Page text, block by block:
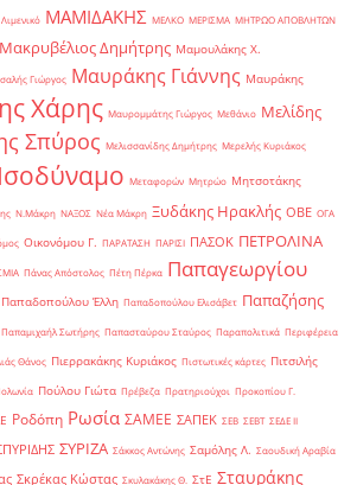
Λιμενικό ΜΑΜΙΔΑΚΗΣ ΜΕΛΚΟ ΜΕΡΙΣΜΑ ΜΗΤΡΩΟ ΑΠΟΒΛΗΤΩΝ
Μακρυβέλιος Δημήτρης Μαμουλάκης Χ.
Γιώργος Μαυράκης Γιάννης Μαυράκης
Χάρης Μαυρομμάτης Γιώργος Μεθάνιο Μελίδης
Σπύρος Μελισσανίδης Δημήτρης Μερελής Κυριάκος
Μεταφορών Μητρώο Μητσοτάκης
Ν.Μάκρη ΝΑΞΟΣ Νέα Μάκρη Ξυδάκης Ηρακλής ΟΒΕ ΟΓΑ
Οικονόμου Γ. ΠΑΡΑΤΑΣΗ ΠΑΡΙΣΙ ΠΑΣΟΚ ΠΕΤΡΟΛΙΝΑ
Πάνας Απόστολος Πέτη Πέρκα Παπαγεωργίου
Παπαδοπούλου Έλλη Παπαδοπούλου Ελισάβετ Παπαζήσης
Παπαμιχαήλ Σωτήρης Παπασταύρου Σταύρος Παραπολιτικά Περιφέρεια
Θάνος Πιερρακάκης Κυριάκος Πιστωτικές κάρτες Πιτσιλής
Πούλου Γιώτα Πρέβεζα Πρατηριούχοι Προκοπίου Γ.
Ροδόπη Ρωσία ΣΑΜΕΕ ΣΑΠΕΚ ΣΕΒ ΣΕΒΤ ΣΕΔΕ ΙΙ
ΣΥΡΙΖΑ Σάκκος Αντώνης Σαμόλης Λ. Σαουδική Αραβία
Σκρέκας Κώστας Σκυλακάκης Θ. ΣτΕ Σταυράκης